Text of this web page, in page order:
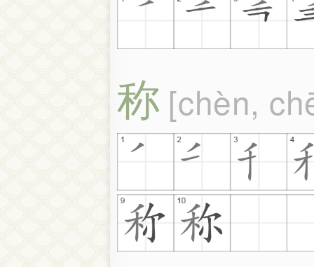
称 chèn,